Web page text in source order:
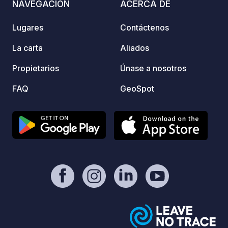
real y reservar su parcela, haga clic en
«Contacto / Sitio web» de esta ficha.
NAVEGACIÓN
Lugares
La carta
Propietarios
FAQ
ACERCA DE
Contáctenos
Aliados
Únase a nosotros
GeoSpot